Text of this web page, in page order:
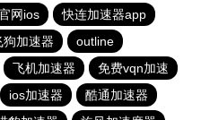
网ios
快连加速器app
狗加速器
outline
飞机加速器
免费vqn加速
ios加速器
酷通加速器